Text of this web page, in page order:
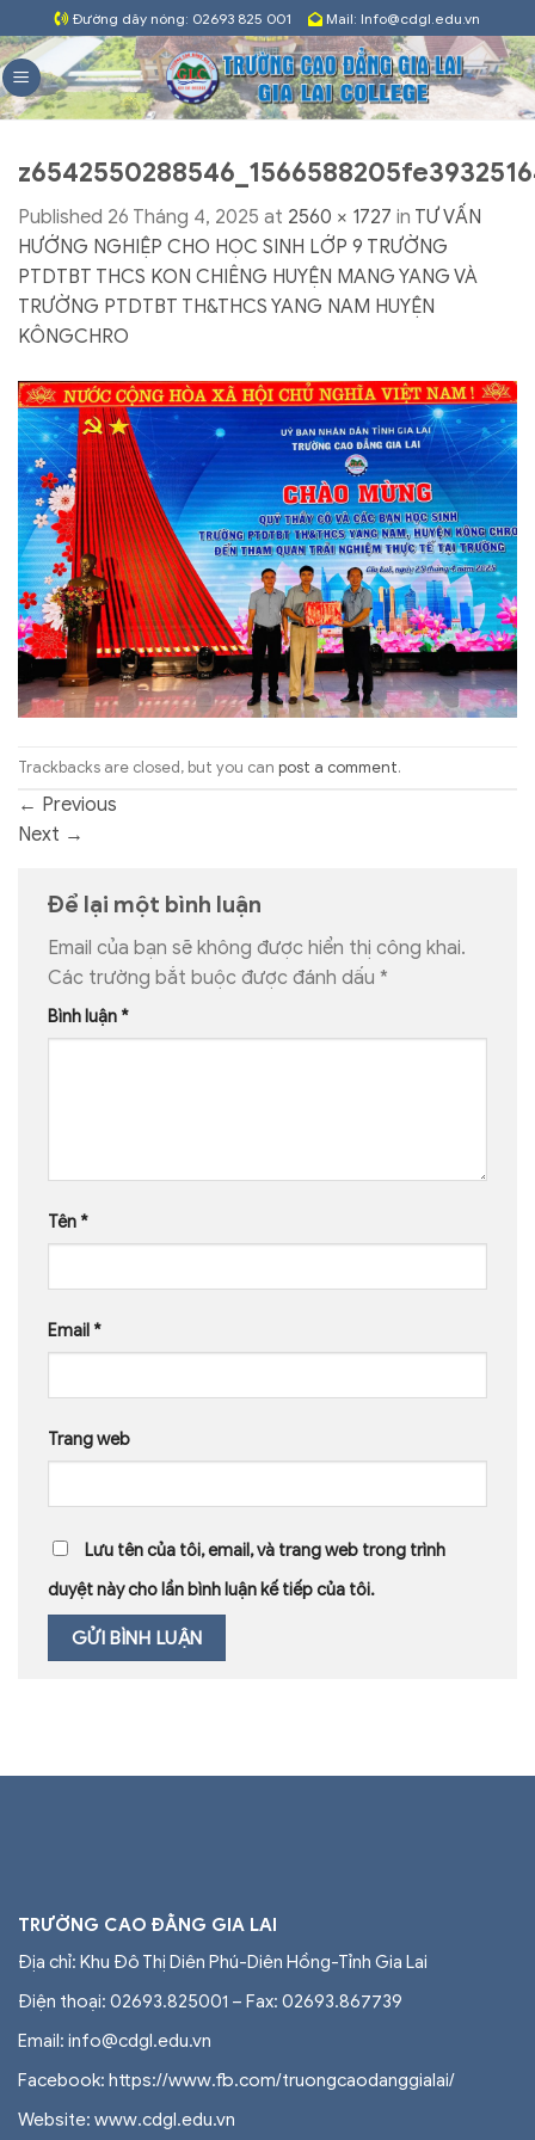
to
content
Đường dây nóng: 02693 825 001 Mail: Info@cdgl.edu.vn
Published 26 Tháng 4, 2025 at 2560 × 1727 in TƯ VẤN
HƯỚNG NGHIỆP CHO HỌC SINH LỚP 9 TRƯỜNG
PTDTBT THCS KON CHIÊNG HUYỆN MANG YANG VÀ
TRƯỜNG PTDTBT TH&THCS YANG NAM HUYỆN
KÔNGCHRO
Trackbacks are closed, but you can post a comment.
← Previous
Next →
Để lại một bình luận
Email của bạn sẽ không được hiển thị công khai.
Các trường bắt buộc được đánh dấu *
Bình luận *
Tên *
Email *
Trang web
Lưu tên của tôi, email, và trang web trong trình
duyệt này cho lần bình luận kế tiếp của tôi.
TRƯỜNG CAO ĐẲNG GIA LAI
Địa chỉ: Khu Đô Thị Diên Phú-Diên Hồng-Tỉnh Gia Lai
Điện thoại: 02693.825001 – Fax: 02693.867739
Email: info@cdgl.edu.vn
Facebook: https://www.fb.com/truongcaodanggialai/
Website: www.cdgl.edu.vn